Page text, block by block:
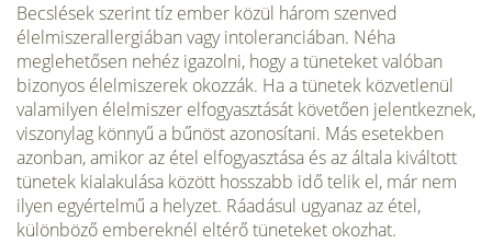
Becslések szerint tíz ember közül három szenved
élelmiszerallergiá­ban vagy intoleranciában. Néha
meglehetősen nehéz igazolni, hogy a tüneteket valóban
bizonyos élel­miszerek okozzák. Ha a tünetek közvetlenül
valamilyen élelmiszer elfogyasztását követően jelentkez­nek,
viszonylag könnyű a bűnöst azonosítani. Más esetekben
azon­ban, amikor az étel elfogyasztása és az általa kiváltott
tünetek kiala­kulása között hosszabb idő telik el, már nem
ilyen egyértelmű a helyzet. Ráadásul ugyanaz az étel,
különböző embereknél eltérő tüneteket okozhat.